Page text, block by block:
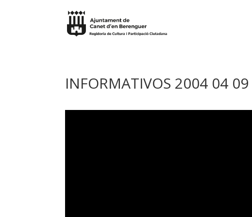
INFORMATIVOS 2004 04